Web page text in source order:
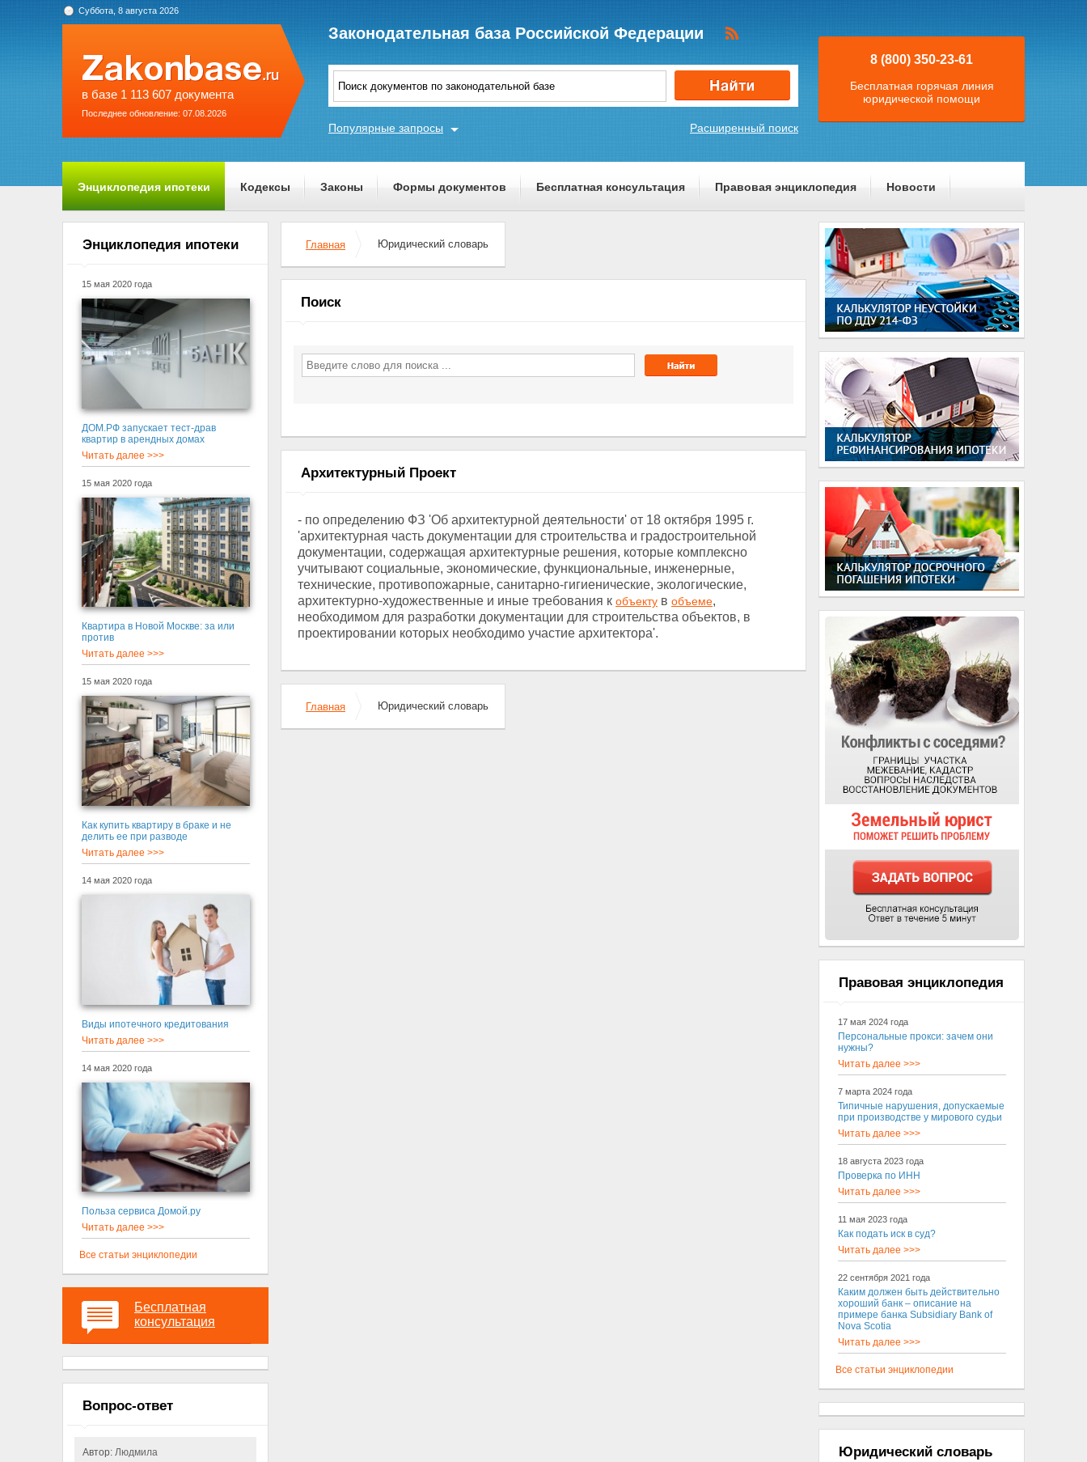
Суббота, 8 августа 2026
в базе 1 113 607 документа
Последнее обновление: 07.08.2026
Законодательная база Российской Федерации
Расширенный поиск
Популярные запросы
8 (800) 350-23-61
Бесплатная горячая линия
юридической помощи
Энциклопедия ипотеки Кодексы Законы Формы документов Бесплатная консультация Правовая энциклопедия Новости
О проекте
Энциклопедия ипотеки
15 мая 2020 года
ДОМ.РФ запускает тест-драв
квартир в арендных домах
Читать далее >>>
15 мая 2020 года
Квартира в Новой Москве: за или
против
Читать далее >>>
15 мая 2020 года
Как купить квартиру в браке и не
делить ее при разводе
Читать далее >>>
14 мая 2020 года
Виды ипотечного кредитования
Читать далее >>>
14 мая 2020 года
Польза сервиса Домой.ру
Читать далее >>>
Все статьи энциклопедии
Бесплатная
консультация
Вопрос-ответ
Автор: Людмила
Главная Юридический словарь
Поиск
Архитектурный Проект
- по определению ФЗ 'Об архитектурной деятельности' от 18 октября 1995 г.
'архитектурная часть документации для строительства и градостроительной
документации, содержащая архитектурные решения, которые комплексно
учитывают социальные, экономические, функциональные, инженерные,
технические, противопожарные, санитарно-гигиенические, экологические,
архитектурно-художественные и иные требования к объекту в объеме,
необходимом для разработки документации для строительства объектов, в
проектировании которых необходимо участие архитектора'.
Главная Юридический словарь
Правовая энциклопедия
17 мая 2024 года
Персональные прокси: зачем они
нужны?
Читать далее >>>
7 марта 2024 года
Типичные нарушения, допускаемые
при производстве у мирового судьи
Читать далее >>>
18 августа 2023 года
Проверка по ИНН
Читать далее >>>
11 мая 2023 года
Как подать иск в суд?
Читать далее >>>
22 сентября 2021 года
Каким должен быть действительно
хороший банк – описание на
примере банка Subsidiary Bank of
Nova Scotia
Читать далее >>>
Все статьи энциклопедии
Юридический словарь